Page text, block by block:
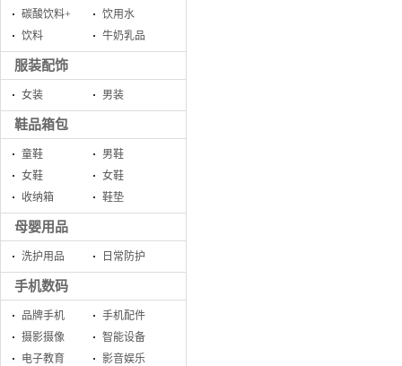
碳酸饮料+
饮用水
饮料
牛奶乳品
服装配饰
女装 男装
鞋品箱包
童鞋
男鞋
女鞋
女鞋
收纳箱
鞋垫
母婴用品
洗护用品 日常防护
手机数码
品牌手机
手机配件
摄影摄像
智能设备
电子教育
影音娱乐